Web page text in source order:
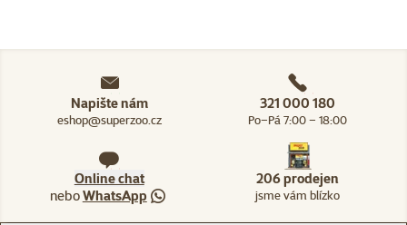
Napište nám
eshop@superzoo.cz
321 000 180
Po–Pá 7:00 – 18:00
Online chat
neboWhatsApp
206 prodejen
jsme vám blízko